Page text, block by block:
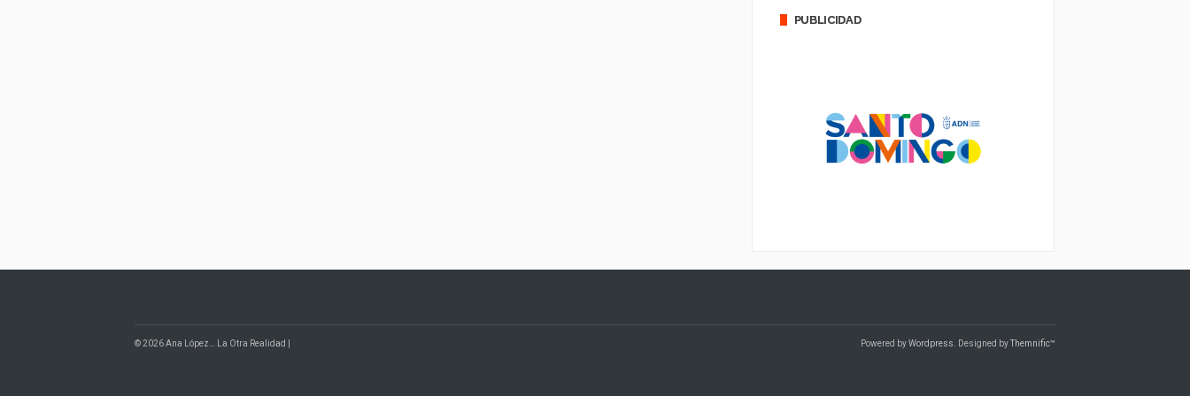
PUBLICIDAD
© 2026 Ana López… La Otra Realidad | Powered byWordpress. Designed by Themnific™